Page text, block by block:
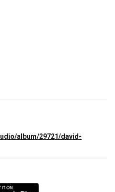
album/29721/david-